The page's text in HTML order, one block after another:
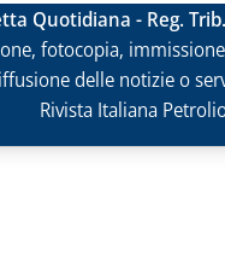
Quotidiana - Reg.
fotocopia,
delle notizie o
Rivista Italiana